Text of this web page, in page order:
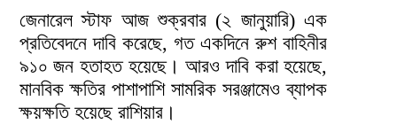
জেনারেল স্টাফ আজ শুক্রবার (২ জানুয়ারি) এক
প্রতিবেদনে দাবি করেছে, গত একদিনে রুশ বাহিনীর
৯১০ জন হতাহত হয়েছে। আরও দাবি করা হয়েছে,
মানবিক ক্ষতির পাশাপাশি সামরিক সরঞ্জামেও ব্যাপক
ক্ষয়ক্ষতি হয়েছে রাশিয়ার।